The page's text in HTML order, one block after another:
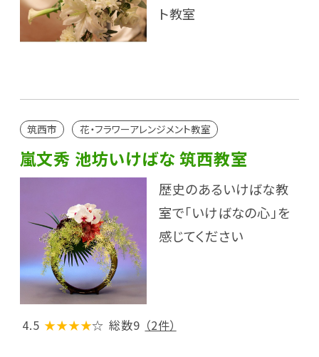
ト教室
筑西市 花・フラワーアレンジメント教室
嵐文秀 池坊いけばな 筑西教室
歴史のあるいけばな教
室で「いけばなの心」を
感じてください
4.5 ★★★★☆ 総数9 （2件）